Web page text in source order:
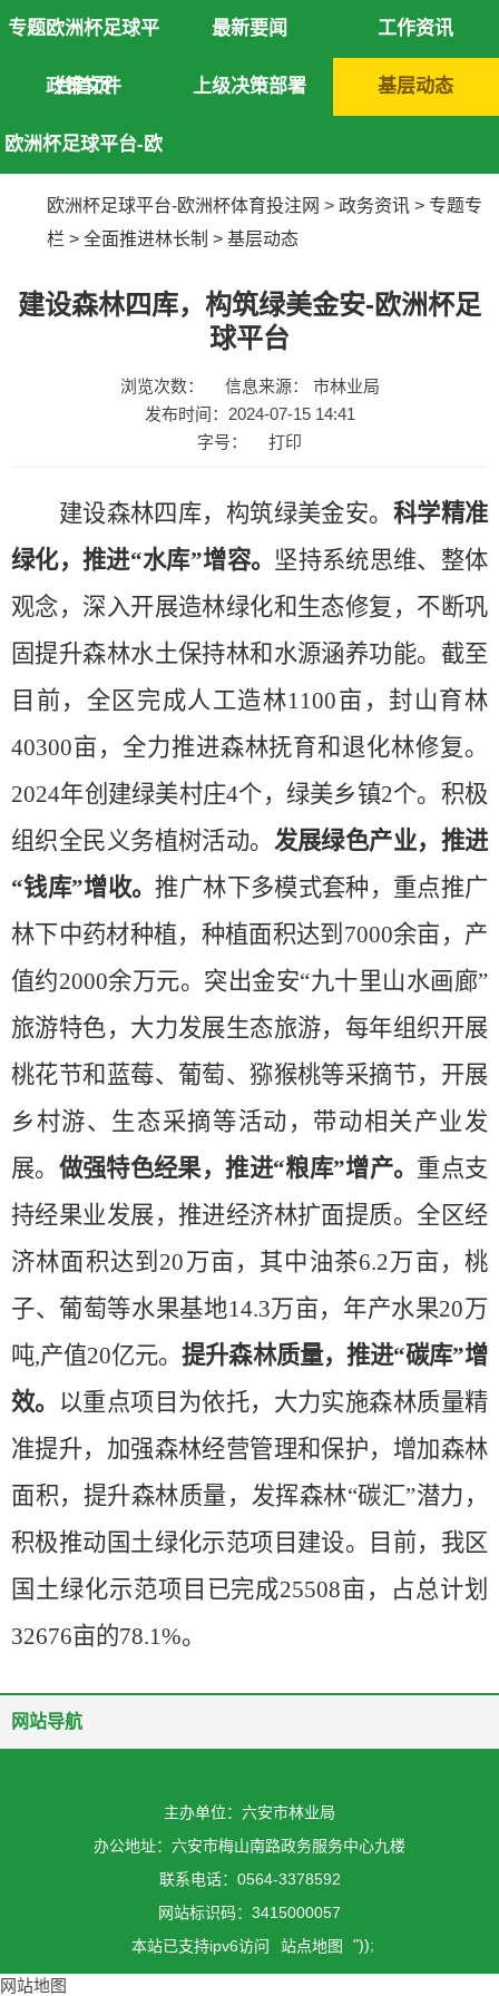
专题欧洲杯足球平
台首页
最新要闻 工作资讯
政策文件 上级决策部署 基层动态
欧洲杯足球平台-欧
洲杯体育投注网
欧洲杯足球平台-欧洲杯体育投注网 > 政务资讯 > 专题专
栏 > 全面推进林长制 > 基层动态
建设森林四库，构筑绿美金安-欧洲杯足
球平台
浏览次数：
信息来源： 市林业局
发布时间：2024-07-15 14:41
字号：
打印
建设森林四库，构筑绿美金安。 科学精准
绿化，推进“水库”增容。 坚持系统思维、整体
观念，深入开展造林绿化和生态修复，不断巩
固提升森林水土保持林和水源涵养功能。截至
目前，全区完成人工造林1100亩，封山育林
40300亩，全力推进森林抚育和退化林修复。
2024年创建绿美村庄4个，绿美乡镇2个。积极
组织全民义务植树活动。 发展绿色产业，推进
“钱库”增收。推广林下多模式套种，重点推广
林下中药材种植，种植面积达到7000余亩，产
值约2000余万元。突出金安“九十里山水画廊”
旅游特色，大力发展生态旅游，每年组织开展
桃花节和蓝莓、葡萄、猕猴桃等采摘节，开展
乡村游、生态采摘等活动，带动相关产业发
展。 做强特色经果，推进“粮库”增产。 重点支
持经果业发展，推进经济林扩面提质。全区经
济林面积达到20万亩，其中油茶6.2万亩，桃
子、葡萄等水果基地14.3万亩，年产水果20万
吨,产值20亿元。提升森林质量，推进“碳库”增
效。 以重点项目为依托，大力实施森林质量精
准提升，加强森林经营管理和保护，增加森林
面积，提升森林质量，发挥森林“碳汇”潜力，
积极推动国土绿化示范项目建设。目前，我区
国土绿化示范项目已完成25508亩，占总计划
32676亩的78.1%。
网站导航
主办单位：六安市林业局
办公地址：六安市梅山南路政务服务中心九楼
联系电话：0564-3378592
网站标识码：3415000057
本站已支持ipv6访问
站点地图 "));
网站地图